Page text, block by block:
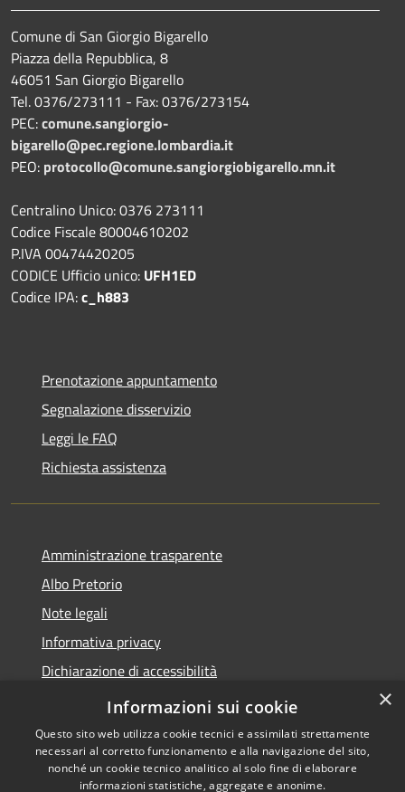
Comune di San Giorgio Bigarello
Piazza della Repubblica, 8
46051 San Giorgio Bigarello
Tel. 0376/273111 - Fax: 0376/273154
PEC:comune.sangiorgio-
bigarello@pec.regione.lombardia.it
PEO: protocollo@comune.sangiorgiobigarello.mn.it
Centralino Unico: 0376 273111
Codice Fiscale 80004610202
P.IVA 00474420205
CODICE Ufficio unico: UFH1ED
Codice IPA:c_h883
Prenotazione appuntamento
Segnalazione disservizio
Leggi le FAQ
Richiesta assistenza
Amministrazione trasparente
Albo Pretorio
Note legali
Informativa privacy
Dichiarazione di accessibilità
Obiettivi di accessibilità
×
Informazioni sui cookie
Questo sito web utilizza cookie tecnici e assimilati strettamente
necessari al corretto funzionamento e alla navigazione del sito,
nonché un cookie tecnico analitico al solo fine di elaborare
informazioni statistiche, aggregate e anonime.